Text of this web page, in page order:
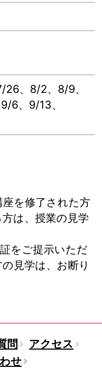
26、8/2、8/9、
6、9/13、
を修了された方
は、授業の見学
をご提示いただ
見学は、お断り
問
アクセス
せ